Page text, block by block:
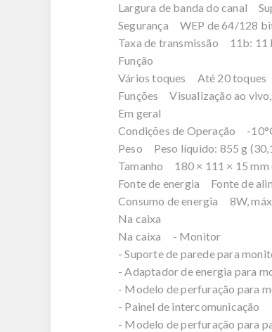
Largura de banda do canal
Segurança WEP de 64/128
Taxa de transmissão 11b:
Função
Vários toques Até 20 toques
Funções Visualização ao
Em geral
Condições de Operação -
Peso Peso líquido: 855 g
Tamanho 180 × 111 × 15
Fonte de energia Fonte de
Consumo de energia 8W,
Na caixa
Na caixa - Monitor
- Suporte de parede para
- Adaptador de energia para
- Modelo de perfuração para
- Painel de intercomunicação
- Modelo de perfuração para